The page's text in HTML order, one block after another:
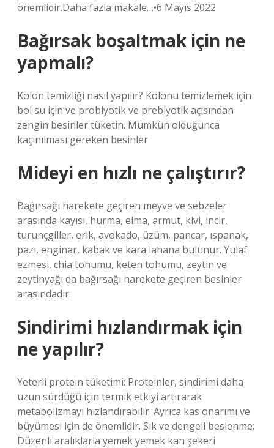
önemlidir.Daha fazla makale…•6 Mayıs 2022
Bağırsak boşaltmak için ne
yapmalı?
Kolon temizliği nasıl yapılır? Kolonu temizlemek için
bol su için ve probiyotik ve prebiyotik açısından
zengin besinler tüketin. Mümkün olduğunca
kaçınılması gereken besinler
Mideyi en hızlı ne çalıştırır?
Bağırsağı harekete geçiren meyve ve sebzeler
arasında kayısı, hurma, elma, armut, kivi, incir,
turunçgiller, erik, avokado, üzüm, pancar, ıspanak,
pazı, enginar, kabak ve kara lahana bulunur. Yulaf
ezmesi, chia tohumu, keten tohumu, zeytin ve
zeytinyağı da bağırsağı harekete geçiren besinler
arasındadır.
Sindirimi hızlandırmak için
ne yapılır?
Yeterli protein tüketimi: Proteinler, sindirimi daha
uzun sürdüğü için termik etkiyi artırarak
metabolizmayı hızlandırabilir. Ayrıca kas onarımı ve
büyümesi için de önemlidir. Sık ve dengeli beslenme:
Düzenli aralıklarla yemek yemek kan şekeri